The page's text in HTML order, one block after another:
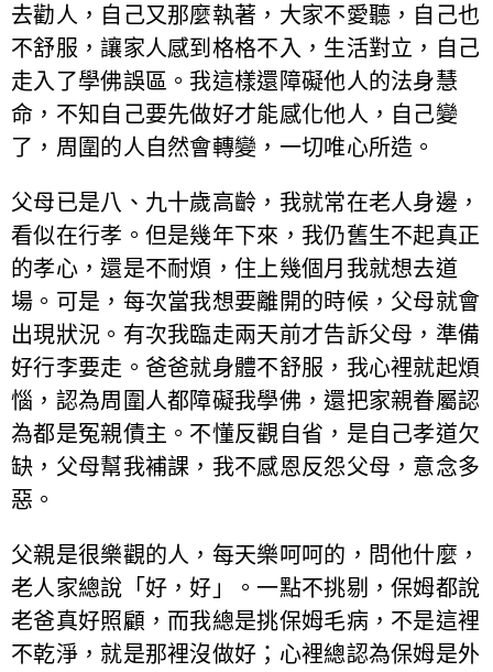
去勸人，自己又那麼執著，大家不愛聽，自己也
不舒服，讓家人感到格格不入，生活對立，自己
走入了學佛誤區。我這樣還障礙他人的法身慧
命，不知自己要先做好才能感化他人，自己變
了，周圍的人自然會轉變，一切唯心所造。
父母已是八、九十歲高齡，我就常在老人身邊，
看似在行孝。但是幾年下來，我仍舊生不起真正
的孝心，還是不耐煩，住上幾個月我就想去道
場。可是，每次當我想要離開的時候，父母就會
出現狀況。有次我臨走兩天前才告訴父母，準備
好行李要走。爸爸就身體不舒服，我心裡就起煩
惱，認為周圍人都障礙我學佛，還把家親眷屬認
為都是冤親債主。不懂反觀自省，是自己孝道欠
缺，父母幫我補課，我不感恩反怨父母，意念多
惡。
父親是很樂觀的人，每天樂呵呵的，問他什麼，
老人家總說「好，好」。一點不挑剔，保姆都說
老爸真好照顧，而我總是挑保姆毛病，不是這裡
不乾淨，就是那裡沒做好；心裡總認為保姆是外